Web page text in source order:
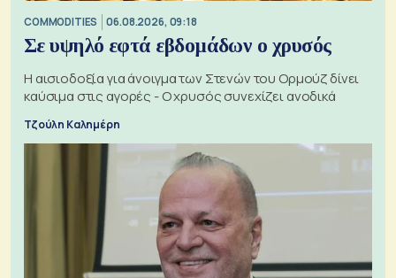
COMMODITIES 06.08.2026, 09:18
Σε υψηλό εφτά εβδομάδων ο χρυσός
Η αισιοδοξία για άνοιγμα των Στενών του Ορμούζ δίνει
καύσιμα στις αγορές - Ο χρυσός συνεχίζει ανοδικά
Τζούλη Καλημέρη